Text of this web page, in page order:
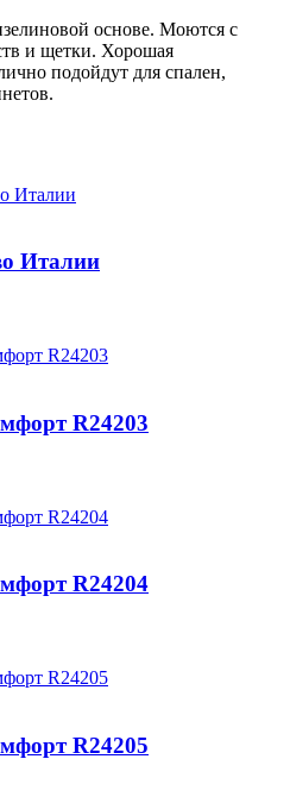
основе. Моются с
и щетки. Хорошая
подойдут для спален,
Италии
R24203
R24204
R24205